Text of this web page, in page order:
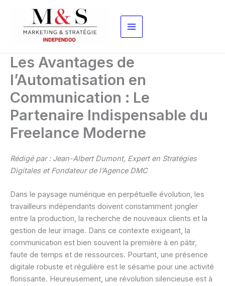
contenu
Les Avantages de
l’Automatisation en
Communication : Le
Partenaire Indispensable du
Freelance Moderne
Rédigé par : Jean-Albert Dumont, Expert en Stratégies
Digitales et Fondateur de l’Agence DMC
Dans le paysage numérique en perpétuelle évolution, les
travailleurs indépendants doivent constamment jongler
entre la production, la recherche de nouveaux clients et la
gestion de leur image. Dans ce contexte exigeant, la
communication est bien souvent la première à en pâtir,
faute de temps et de ressources. Pourtant, une présence
digitale robuste et régulière est le sésame pour une activité
florissante. Heureusement, une révolution silencieuse est à